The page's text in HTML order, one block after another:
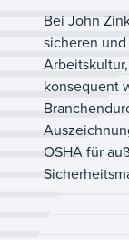
Bei John
sicheren
konsequent
OSHA für